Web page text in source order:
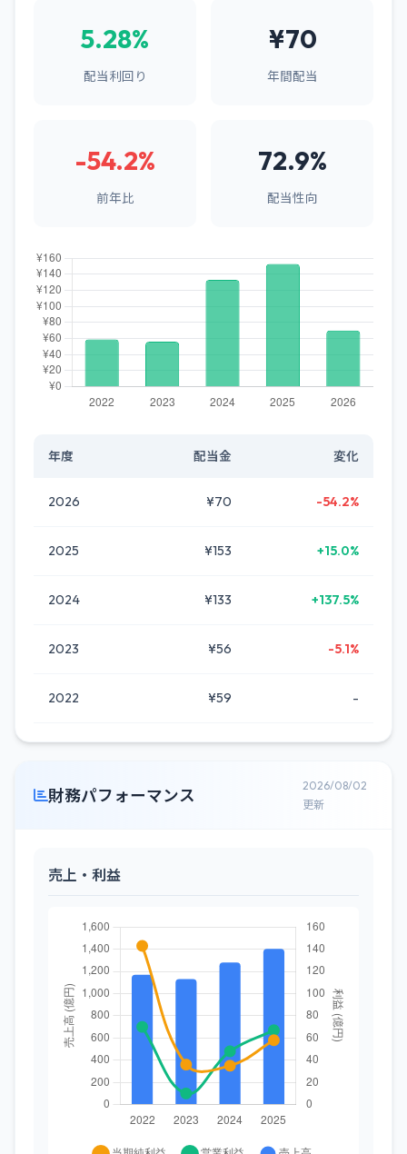
5.28%
配当利回り
¥70
年間配当
-54.2%
前年比
72.9%
配当性向
年度 配当金 変化
2026 ¥70 -54.2%
2025 ¥153 +15.0%
2024 ¥133 +137.5%
2023 ¥56 -5.1%
2022 ¥59 -
財務パフォーマンス
2026/08/02
更新
売上・利益